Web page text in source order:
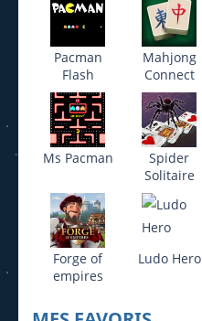
Pacman
Flash
Mahjong
Connect
Ms Pacman
Spider
Solitaire
Forge of
empires
Ludo Hero